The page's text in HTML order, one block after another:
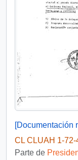
CL CLUAH 1-72-
Parte de